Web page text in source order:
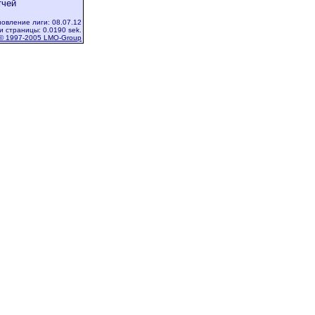
лиги: 08.07.12
страницы: 0.0190 sek.
1997-2005 LMO-Group